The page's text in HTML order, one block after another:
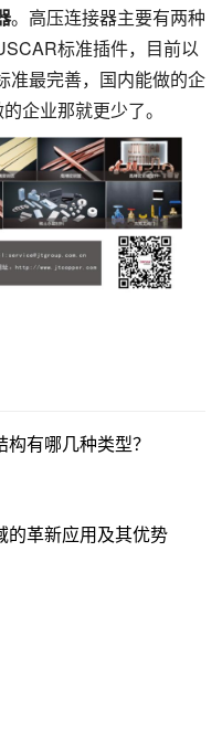
。高压连接器主要有两种
标准插件，目前以
准最完善，国内能做的企
企业那就更少了。
有哪几种类型？
的革新应用及其优势